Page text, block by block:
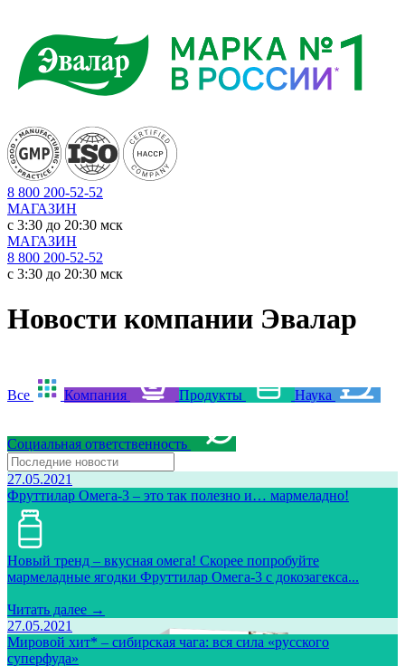
8 800 200-52-52
МАГАЗИН
c 3:30 до 20:30 мск
МАГАЗИН
8 800 200-52-52
c 3:30 до 20:30 мск
Новости компании Эвалар
Все Компания Продукты Наука
Социальная ответственность
27.05.2021
Фруттилар Омега-3 – это так полезно и… мармеладно!
Новый тренд – вкусная омега! Скорее попробуйте
мармеладные ягодки Фруттилар Омега-3 с докозагекса...
Читать далее →
27.05.2021
Мировой хит* – сибирская чага: вся сила «русского
суперфуда»